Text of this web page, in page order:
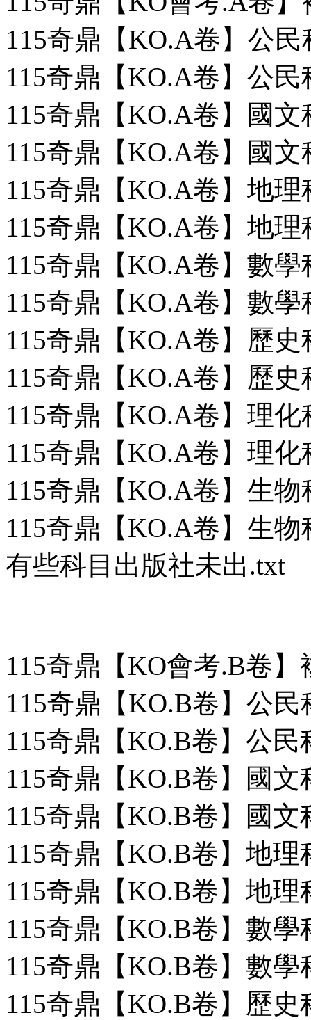
115奇鼎【KO.A卷】公
115奇鼎【KO.A卷】公
115奇鼎【KO.A卷】國
115奇鼎【KO.A卷】國
115奇鼎【KO.A卷】地
115奇鼎【KO.A卷】地
115奇鼎【KO.A卷】數
115奇鼎【KO.A卷】數
115奇鼎【KO.A卷】歷
115奇鼎【KO.A卷】歷
115奇鼎【KO.A卷】理
115奇鼎【KO.A卷】理
115奇鼎【KO.A卷】生
115奇鼎【KO.A卷】生
有些科目出版社未出.txt
115奇鼎【KO會考.B卷】
115奇鼎【KO.B卷】公
115奇鼎【KO.B卷】公
115奇鼎【KO.B卷】國
115奇鼎【KO.B卷】國
115奇鼎【KO.B卷】地
115奇鼎【KO.B卷】地
115奇鼎【KO.B卷】數
115奇鼎【KO.B卷】數
115奇鼎【KO.B卷】歷